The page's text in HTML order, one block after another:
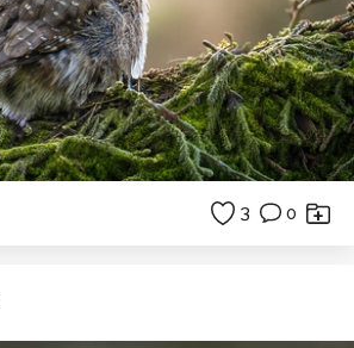
3 0